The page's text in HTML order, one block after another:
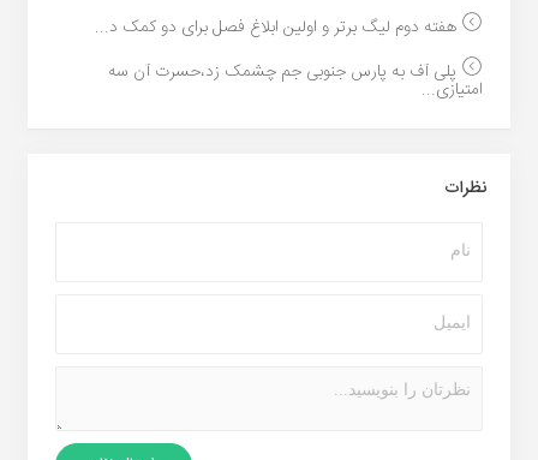
هفته دوم لیگ برتر و اولین ابلاغ فصل برای دو کمک د...
پلی آف به پارس جنوبی جم چشمک زد،حسرت آن سه
امتیازی...
نظرات